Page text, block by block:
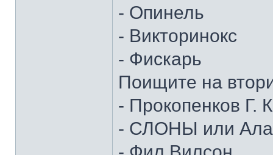
- Опинель
- Викторинокс
- Фискарь
Поищите на
- Прокопенков Г.
- СЛОНЫ или